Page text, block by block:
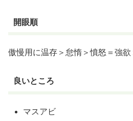
開眼順
傲慢用に温存＞怠惰＞憤怒＝強
良いところ
マスアビ